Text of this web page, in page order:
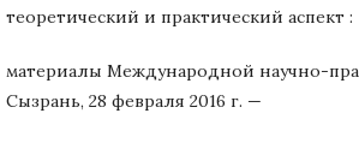
теоретический и практический аспект :
материалы Международной научно-
Сызрань, 28 февраля 2016 г. —